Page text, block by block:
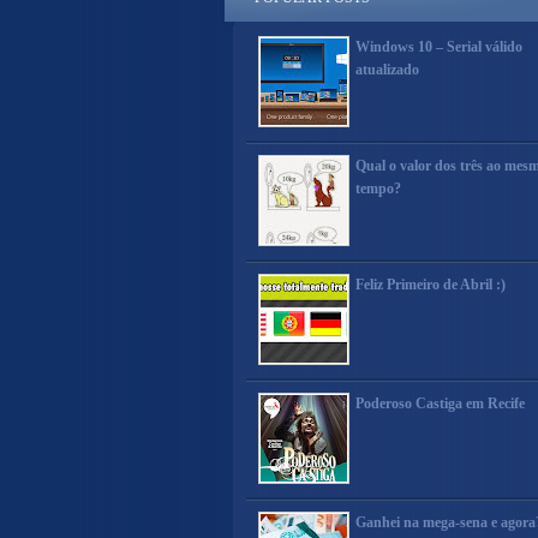
Windows 10 – Serial válido
atualizado
Qual o valor dos três ao
tempo?
Feliz Primeiro de Abril :)
Poderoso Castiga em Recife
Ganhei na mega-sena e